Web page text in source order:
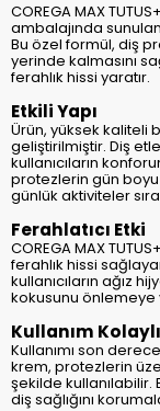
COREGA MAX
ambalajında
Bu özel formül, diş
yerinde kalmasını
ferahlık hissi yaratır.
Etkili Yapı
Ürün, yüksek kaliteli
geliştirilmiştir. Diş
kullanıcıların
protezlerin gün
günlük aktiviteler
Ferahlatıcı Etki
COREGA MAX
ferahlık hissi
kullanıcıların ağız
kokusunu önlemeye
Kullanım
Kullanımı son
krem, protezlerin
şekilde kullanılabilir.
diş sağlığını